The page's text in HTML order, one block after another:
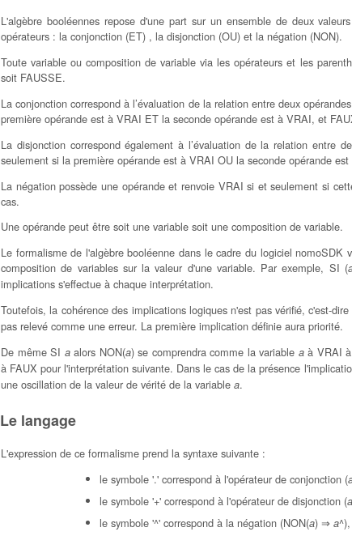
L'algèbre booléennes repose d'une part sur un ensemble de deux
opérateurs : la conjonction (ET) , la disjonction (OU) et la négation (NON).
Toute variable ou composition de variable via les opérateurs et les
soit FAUSSE.
La conjonction correspond à l’évaluation de la relation entre deux
première opérande est à VRAI ET la seconde opérande est à VRAI, et
La disjonction correspond également à l’évaluation de la relation entre
seulement si la première opérande est à VRAI OU la seconde opérande
La négation possède une opérande et renvoie VRAI si et seulement si
cas.
Une opérande peut être soit une variable soit une composition de variable.
Le formalisme de l'algèbre booléenne dans le cadre du logiciel nomoSDK
composition de variables sur la valeur d'une variable. Par exemple, SI (
implications s'effectue à chaque interprétation.
Toutefois, la cohérence des implications logiques n'est pas vérifié, c'est-
pas relevé comme une erreur. La première implication définie aura priorité.
De même SI aalors NON(a) se comprendra comme la variable aà VRAI à
à FAUX pour l'interprétation suivante. Dans le cas de la présence
une oscillation de la valeur de vérité de la variable a.
Le langage
L'expression de ce formalisme prend la syntaxe suivante :
le symbole '.' correspond à l'opérateur de conjonction (
le symbole '+' correspond à l'opérateur de disjonction (a
le symbole '^' correspond à la négation (NON(a) ⇒ a^),